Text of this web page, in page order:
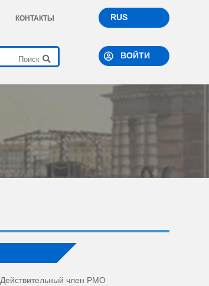
КОНТАКТЫ RUS
ВОЙТИ
Действительный член РМО